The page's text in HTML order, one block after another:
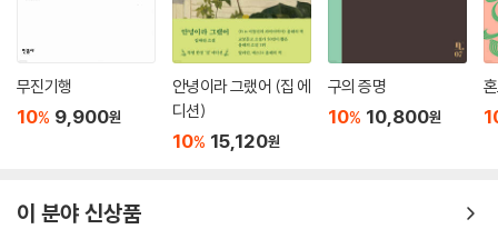
나의 생활은 단순하다. 그렇게 단순하게 살며 모아온 조각조각의 기운과
체력을 글쓰기에 쏟아 붓는다. 나는 글을 쓰기 위해 사는 사람이고, 그 삶이
나를 지탱하고 또한 그렇기에 먹고살 수 있다.
― 에세이 「어떤 작가」 중에서
무진기행
10% 9,900원
안녕이라 그랬어 (집 에
디션)
10% 15,120원
구의 증명
10% 10,800원
이 분야 신상품